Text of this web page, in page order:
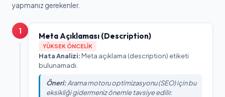
yapmanız gerekenler.
1
Meta Açıklaması (Description)
YÜKSEK ÖNCELIK
Hata Analizi: Meta açıklama (description) etiketi
bulunamadı.
Öneri:Arama motoru optimizasyonu (SEO) için bu
eksikliği gidermeniz önemle tavsiye edilir.